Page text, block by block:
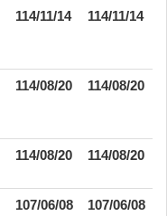
114/11/14 114/11/14
114/08/20 114/08/20
114/08/20 114/08/20
107/06/08 107/06/08